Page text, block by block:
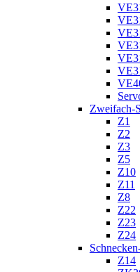
Zweifach-
Z1
Z2
Z3
Z5
Z10
Z11
Z8
Z22
Z23
Z24
Z14